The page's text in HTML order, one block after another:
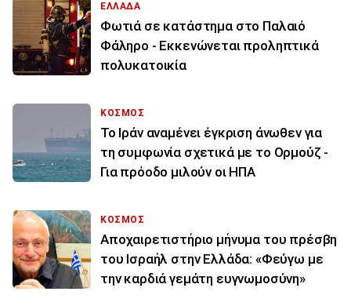
ΕΛΛΑΔΑ
Φωτιά σε κατάστημα στο Παλαιό
Φάληρο - Εκκενώνεται προληπτικά
πολυκατοικία
ΚΟΣΜΟΣ
Το Ιράν αναμένει έγκριση άνωθεν για
τη συμφωνία σχετικά με το Ορμούζ -
Για πρόοδο μιλούν οι ΗΠΑ
ΚΟΣΜΟΣ
Αποχαιρετιστήριο μήνυμα του πρέσβη
του Ισραήλ στην Ελλάδα: «Φεύγω με
την καρδιά γεμάτη ευγνωμοσύνη»